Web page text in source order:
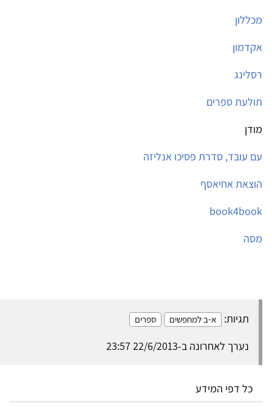
מכללון
אקדמון
רסלינג
תולעת ספרים
מודן
עם עובד, סדרת פסיכו אנליזה
הוצאת אחיאסף
book4book
מסה
תגיות: א-ב למחפשים ספרים
נערך לאחרונה ב-22/6/2013 23:57
כל דפי המידע